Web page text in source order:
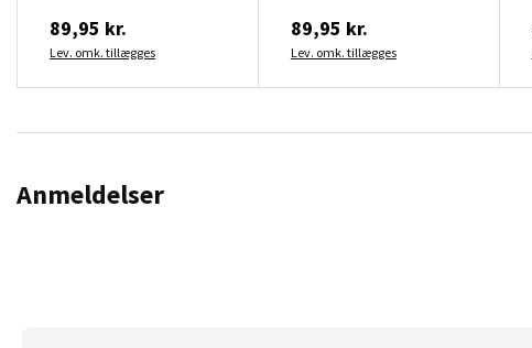
89,95 kr.
Lev. omk. tillægges
89,95 kr.
Lev. omk. tillægges
Anmeldelser